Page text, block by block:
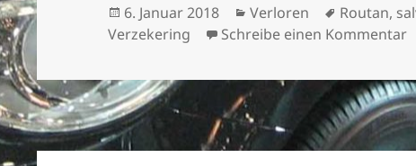
Veröffentlicht
am
6. Januar 2018 Kategorien
Verloren Routan,
Verzekering
Schreibe einen Kommentar